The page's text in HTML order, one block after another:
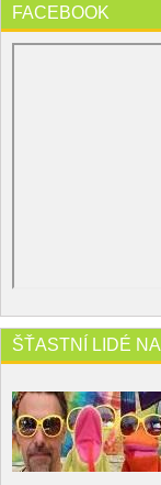
FACEBOOK
ŠŤASTNÍ LIDÉ